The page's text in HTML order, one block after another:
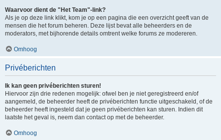
Waarvoor dient de "Het Team"-link?
Als je op deze link klikt, kom je op een pagina die een overzicht geeft van de
mensen die het forum beheren. Deze lijst bevat alle beheerders en de
moderators, met bijhorende details omtrent welke forums ze modereren.
Omhoog
Privéberichten
Ik kan geen privéberichten sturen!
Hiervoor zijn drie redenen mogelijk: ofwel ben je niet geregistreerd en/of
aangemeld, de beheerder heeft de privéberichten functie uitgeschakeld, of de
beheerder heeft ingesteld dat je geen privéberichten kan sturen. Indien dit
laatste het geval is, neem dan contact op met de beheerder.
Omhoog